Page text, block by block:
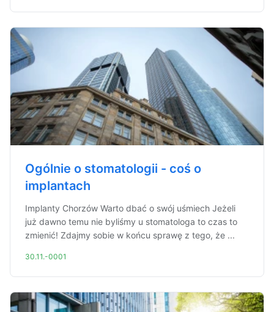
Ogólnie o stomatologii - coś o
implantach
Implanty Chorzów Warto dbać o swój uśmiech Jeżeli
już dawno temu nie byliśmy u stomatologa to czas to
zmienić! Zdajmy sobie w końcu sprawę z tego, że ...
30.11.-0001